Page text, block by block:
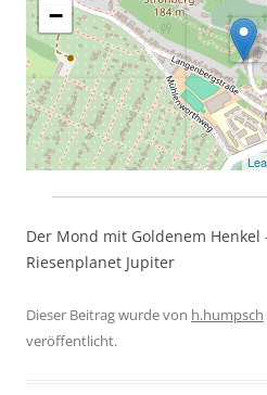
−
Der Mond mit Goldenem Henkel
Riesenplanet Jupiter
Dieser Beitrag wurdevon h.humpsch
veröffentlicht.